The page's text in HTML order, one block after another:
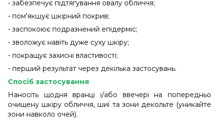
- забезпечує підтягування овалу обличчя;
- пом'якшує шкірний покрив;
- заспокоює подразнений епідерміс;
- зволожує навіть дуже суху шкіру;
- покращує захисні властивості;
- перший результат через декілька застосувань.
Спосіб застосування
Наносіть щодня вранці і/або ввечері на попередньо
очищену шкіру обличчя, шиї та зони декольте (уникайте
зони навколо очей).